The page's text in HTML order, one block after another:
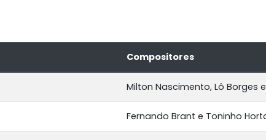
Compositores
Milton Nascimento, Lô Borges
Fernando Brant e Toninho